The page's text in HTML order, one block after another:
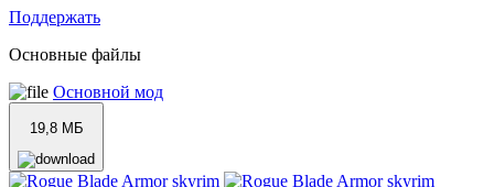
Поддержать
Основные файлы
Основной мод
19,8 МБ